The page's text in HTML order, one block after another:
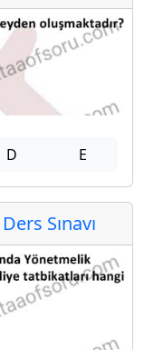
D E
Sınavı